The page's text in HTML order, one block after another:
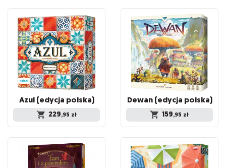
Azul (edycja polska)
229,95 zł
Dewan (edycja polska)
159,95 zł